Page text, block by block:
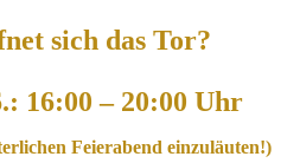
sich das Tor?
16:00 – 20:00 Uhr
Feierabend einzuläuten!)